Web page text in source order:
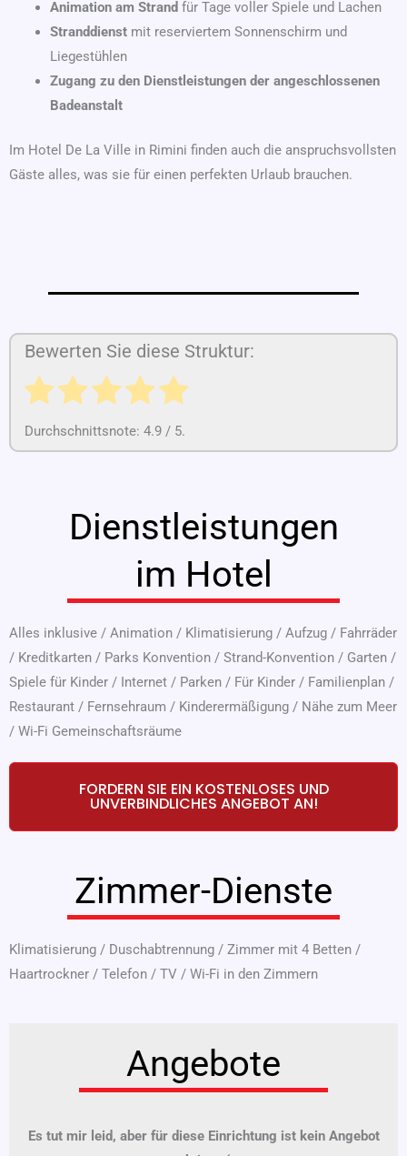
Animation am Strand für Tage voller Spiele und Lachen
Stranddienst mit reserviertem Sonnenschirm und
Liegestühlen
Zugang zu den Dienstleistungen der angeschlossenen
Badeanstalt
Im Hotel De La Ville in Rimini finden auch die anspruchsvollsten
Gäste alles, was sie für einen perfekten Urlaub brauchen.
Bewerten Sie diese Struktur:
Durchschnittsnote: 4.9 / 5.
Dienstleistungen
im Hotel
Alles inklusive / Animation / Klimatisierung / Aufzug / Fahrräder
/ Kreditkarten / Parks Konvention / Strand-Konvention / Garten /
Spiele für Kinder / Internet / Parken / Für Kinder / Familienplan /
Restaurant / Fernsehraum / Kinderermäßigung / Nähe zum Meer
/ Wi-Fi Gemeinschaftsräume
FORDERN SIE EIN KOSTENLOSES UND
UNVERBINDLICHES ANGEBOT AN!
Zimmer-Dienste
Klimatisierung / Duschabtrennung / Zimmer mit 4 Betten /
Haartrockner / Telefon / TV / Wi-Fi in den Zimmern
Angebote
Es tut mir leid, aber für diese Einrichtung ist kein Angebot